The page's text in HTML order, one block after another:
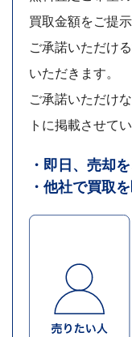
買取金額をご提
ご承諾いただけ
いただきます。
ご承諾いただけ
トに掲載させて
・即日、売却
・他社で買取